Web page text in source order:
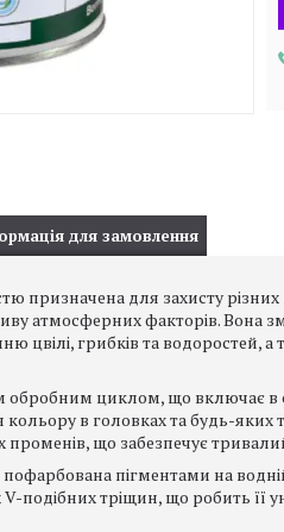
для замовлення
призначена для захисту
атмосферних факторів. Вона
цвілі, грибків та водоростей,
циклом, що включає в
в головках та будь-яких
променів, що забезпечує
пігментами на водній
подібних тріщин, що робить її